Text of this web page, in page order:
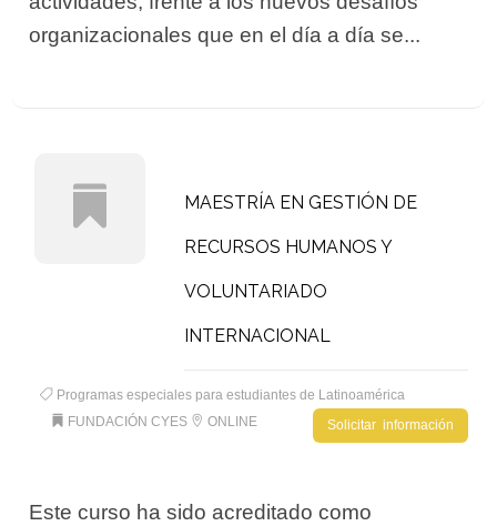
organizacionales que en el día a día se...
MAESTRÍA EN GESTIÓN DE
RECURSOS HUMANOS Y
VOLUNTARIADO
INTERNACIONAL
Programas especiales para estudiantes de Latinoamérica
FUNDACIÓN CYES
ONLINE Solicitar información
Este curso ha sido acreditado como